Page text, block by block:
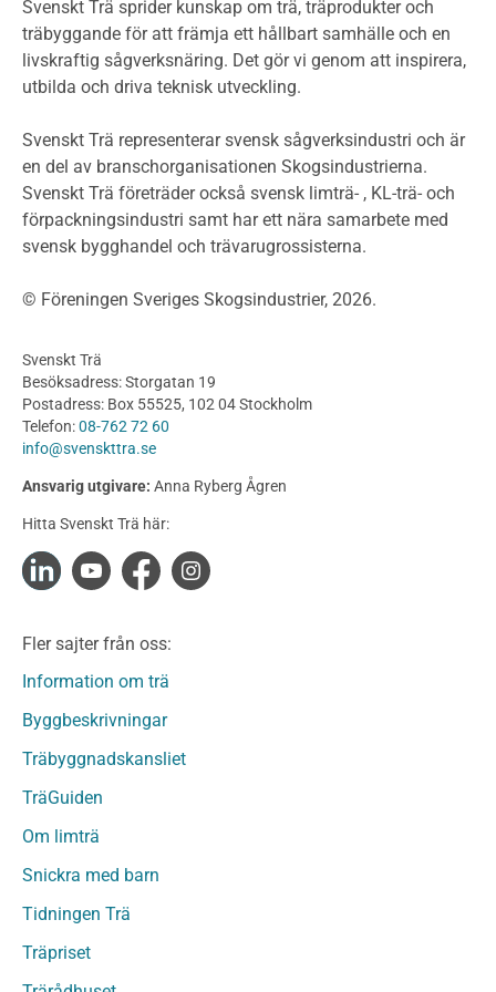
Termer och förkortningar
Planering
Klimatkalkylator hallar
Projektering av trähus - generellt
Byggsystem
Fasadsystem i skivmaterial
Bullerskärmar och andra utomhuskonstruktioner
Byggnation och utförande
Utförande
Produkter
Konstruktionsvirke
Konstruktionsvirke Behandlat
Konstruktionsvirke Fingerskarvat
Konstruktionsvirke Fingerskarvat Obehandlat
Limträ
Fanerträ
Fanerträ Obehandlat
Träpanel och Utvändig beklädnad Behandlat
Träpanel och utvändig beklädnad Obehandlat
Trägolv
Sågat virke
Sågat virke Behandlat
Övriga träprodukter
Svenskt Trä sprider kunskap om trä, träprodukter och
träbyggande för att främja ett hållbart samhälle och en
livskraftig sågverksnäring. Det gör vi genom att inspirera,
utbilda och driva teknisk utveckling.
Svenskt Trä representerar svensk sågverksindustri och är
en del av branschorganisationen Skogsindustrierna.
Svenskt Trä företräder också svensk limträ- , KL-trä- och
förpackningsindustri samt har ett nära samarbete med
svensk bygghandel och trävarugrossisterna.
© Föreningen Sveriges Skogsindustrier, 2026.
Svenskt Trä
Besöksadress: Storgatan 19
Postadress: Box 55525, 102 04 Stockholm
Telefon:08-762 72 60
info@svenskttra.se
Ansvarig utgivare: Anna Ryberg Ågren
Hitta Svenskt Trä här:
Fler sajter från oss:
Information om trä
Byggbeskrivningar
Träbyggnadskansliet
TräGuiden
Om limträ
Snickra med barn
Tidningen Trä
Träpriset